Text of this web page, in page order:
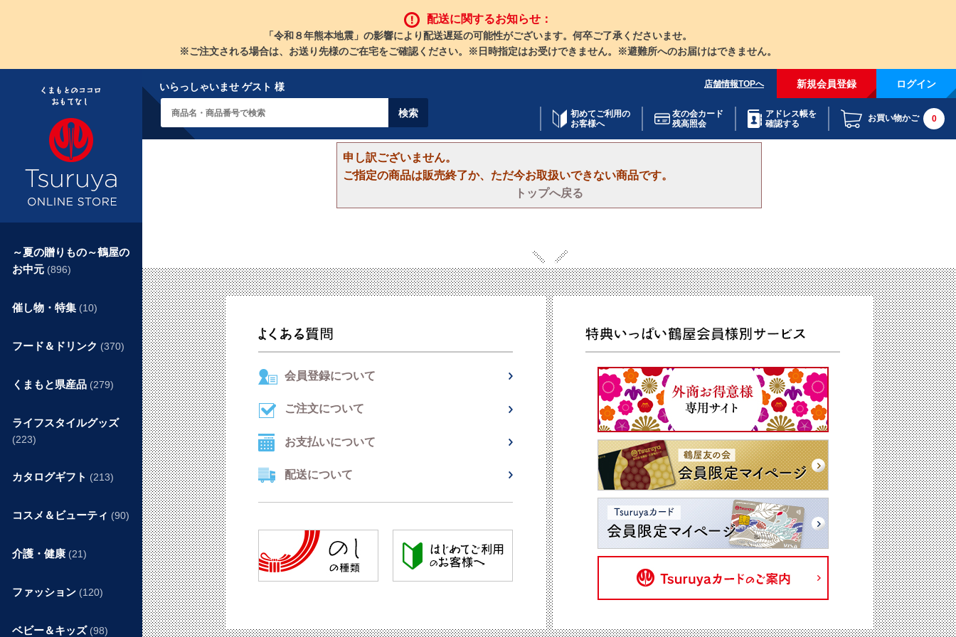
配送に関するお知らせ：
「令和８年熊本地震」の影響により配送遅延の可能性がございます。何卒ご了承くださいませ。
※ご注文される場合は、お送り先様のご在宅をご確認ください。※日時指定はお受けできません。※避難所へのお届けはできません。
いらっしゃいませ ゲスト 様 店舗情報TOPへ 新規会員登録 ログイン
初めてご利用の
お客様へ
友の会カード
残高照会
アドレス帳を
確認する
お買い物かご 0
申し訳ございません。
ご指定の商品は販売終了か、ただ今お取扱いできない商品です。
トップへ戻る
～夏の贈りもの～鶴屋の
お中元 (896)
催し物・特集 (10)
フード＆ドリンク (370)
くまもと県産品 (279)
ライフスタイルグッズ
(223)
カタログギフト (213)
コスメ＆ビューティ (90)
介護・健康 (21)
ファッション (120)
ベビー＆キッズ (98)
会員登録について
ご注文について
お支払いについて
配送について